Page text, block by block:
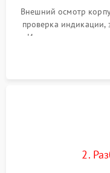
Внешний осмотр
проверка индикации,
Измерение
реакции ИБП на
2.